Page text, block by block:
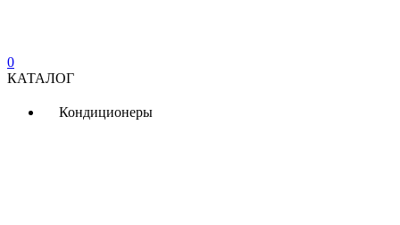
0
КАТАЛОГ
Кондиционеры